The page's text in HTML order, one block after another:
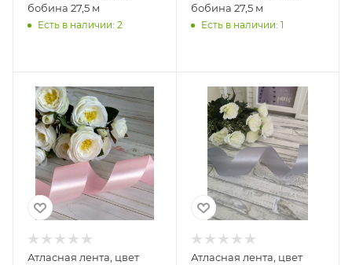
бобина 27,5 м
Есть в наличии: 2
бобина 27,5 м
Есть в наличии: 1
Атласная лента, цвет
Атласная лента, цвет